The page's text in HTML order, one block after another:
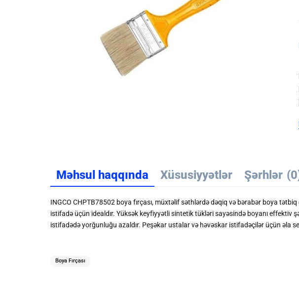
Məhsul haqqında Xüsusiyyətlər Şərhlər
INGCO CHPTB78502 boya fırçası, müxtəlif səthlərdə dəqiq və bərabər boya
istifadə üçün idealdır. Yüksək keyfiyyətli sintetik tükləri sayəsində boyanı effektiv
istifadədə yorğunluğu azaldır. Peşəkar ustalar və həvəskar istifadəçilər üçün əla
Boya Fırçası